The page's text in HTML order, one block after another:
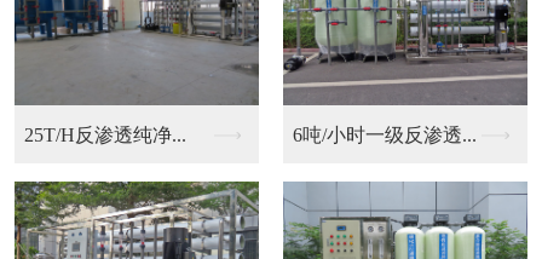
6吨/小时一级反渗透... 20吨/小时西门子P...